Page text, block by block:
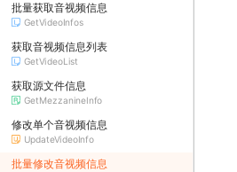
批量获取音视频信息
GetVideoInfos
获取音视频信息列表
GetVideoList
获取源文件信息
GetMezzanineInfo
修改单个音视频信息
UpdateVideoInfo
批量修改音视频信息